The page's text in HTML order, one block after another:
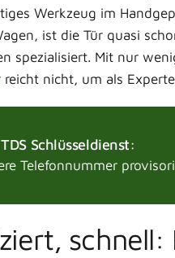
Werkzeug im
ist die Tür quasi
spezialisiert. Mit nur
reicht nicht, um als
Schlüsseldienst:
Telefonnummer